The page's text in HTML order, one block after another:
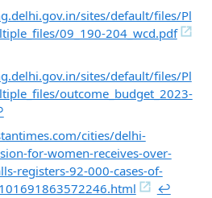
sites/default/files/Pl
09_190-204_wcd.pdf
sites/default/files/Pl
outcome_budget_2023-
cities/delhi-
for-women-receives-over-
registers-92-000-cases-of-
↩︎